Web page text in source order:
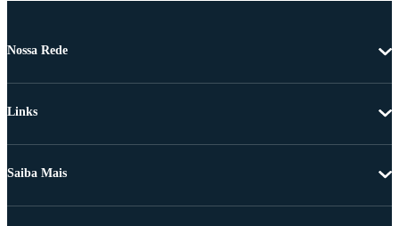
Nossa Rede
Links
Saiba Mais